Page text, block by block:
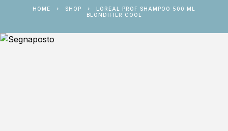
HOME SHOP
LOREAL PROF SHAMPOO 500 ML
BLONDIFIER COOL